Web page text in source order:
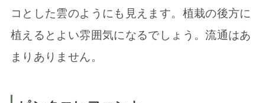
コとした雲のようにも見えます。植栽の後方に
植えるとよい雰囲気になるでしょう。流通はあ
まりありません。